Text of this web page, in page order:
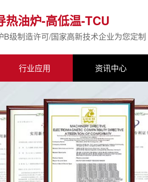
热油炉-高低温-TCU
B级制造许可/国家高新技术企业为您定制
行业应用 资讯中心